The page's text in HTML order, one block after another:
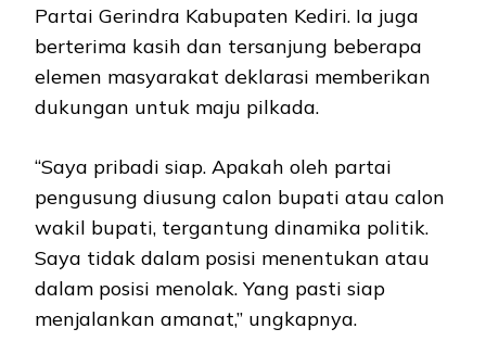
Partai Gerindra Kabupaten Kediri. Ia juga
berterima kasih dan tersanjung beberapa
elemen masyarakat deklarasi memberikan
dukungan untuk maju pilkada.
“Saya pribadi siap. Apakah oleh partai
pengusung diusung calon bupati atau calon
wakil bupati, tergantung dinamika politik.
Saya tidak dalam posisi menentukan atau
dalam posisi menolak. Yang pasti siap
menjalankan amanat,” ungkapnya.